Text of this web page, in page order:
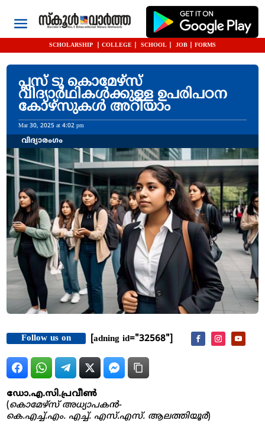
SCHOLARSHIP COLLEGE SCHOOL JOB FORMS
പ്ലസ് ടു കൊമേഴ്‌സ്
വിദ്യാർഥികൾക്കുള്ള ഉപരിപഠന
കോഴ്‌സുകൾ അറിയാം
Mar 30, 2025 at 4:02 pm
വിദ്യാരംഗം
Follow us on [adning id="32568"]
ഡോ.എ.സി.പ്രവീൺ
(കൊമേഴ്സ് അധ്യാപകൻ-
കെ.എച്ച്.എം. എച്ച്. എസ്.എസ്. ആലത്തിയൂർ)